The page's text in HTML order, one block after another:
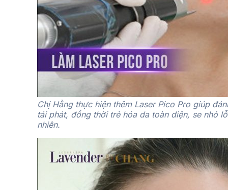
Chị Hằng thực hiện thêm Laser Pico Pro giúp
tái phát, đồng thời trẻ hóa da toàn diện, se nhỏ
nhiên.